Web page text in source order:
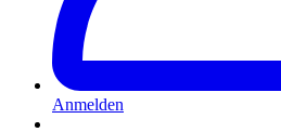
Anmelden